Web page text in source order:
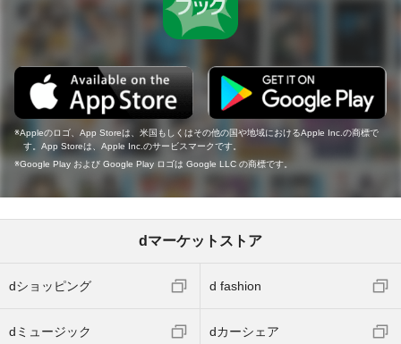
Appleのロゴ、App Storeは、米国もしくはその他の国や地域におけるApple Inc.の商標で
す。App Storeは、Apple Inc.のサービスマークです。
Google Play および Google Play ロゴは Google LLC の商標です。
dマーケットストア
dショッピング d fashion
dミュージック dカーシェア